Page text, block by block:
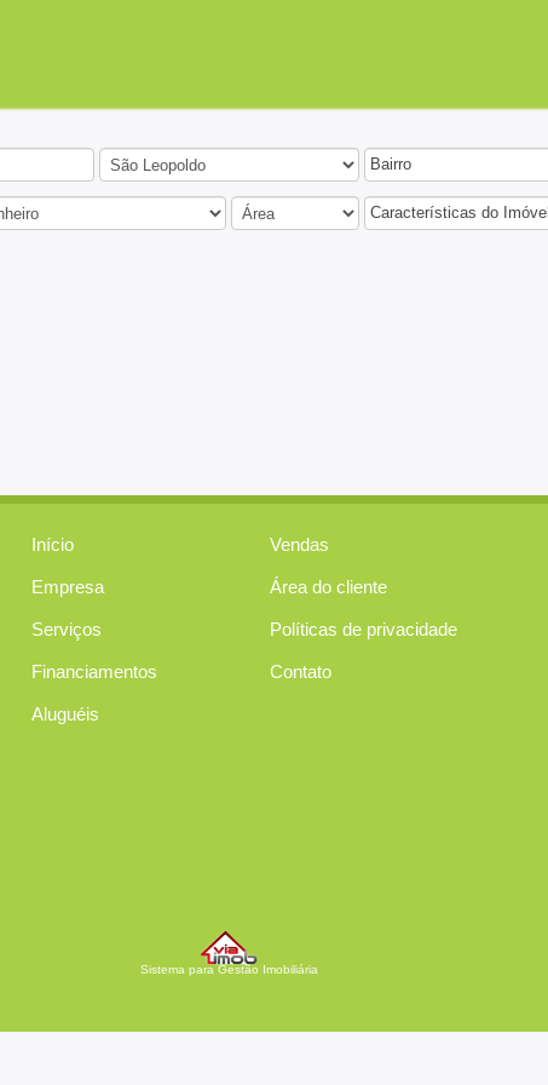
Bairro
Características do Imóvel
Início
Empresa
Serviços
Financiamentos
Aluguéis
Vendas
Área do cliente
Políticas de privacidade
Contato
Sistema para Gestão Imobiliária